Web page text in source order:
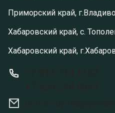
Приморский край,
Хабаровский край, с.
Хабаровский край,